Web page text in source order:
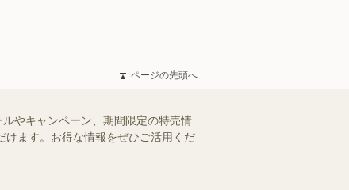
ページの先頭へ
やキャンペーン、期間限定の特売情
ます。お得な情報をぜひご活用くだ